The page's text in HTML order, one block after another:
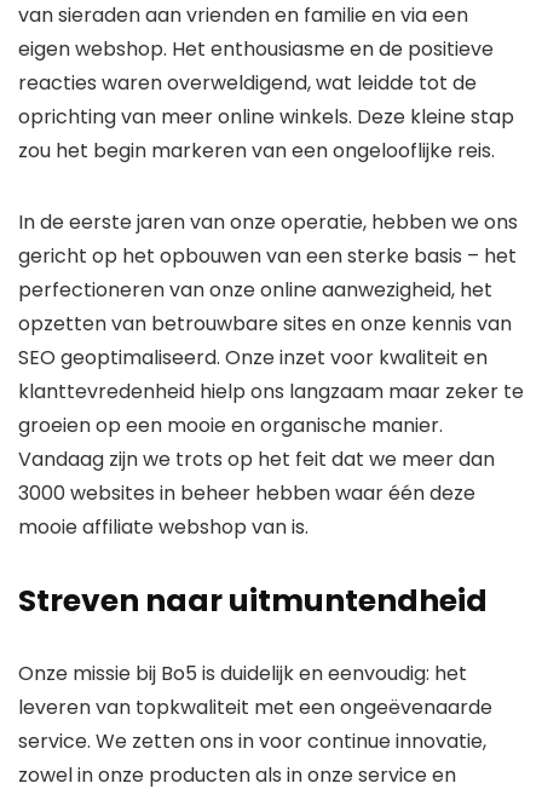
van sieraden aan vrienden en familie en via een
eigen webshop. Het enthousiasme en de positieve
reacties waren overweldigend, wat leidde tot de
oprichting van meer online winkels. Deze kleine stap
zou het begin markeren van een ongelooflijke reis.
In de eerste jaren van onze operatie, hebben we ons
gericht op het opbouwen van een sterke basis – het
perfectioneren van onze online aanwezigheid, het
opzetten van betrouwbare sites en onze kennis van
SEO geoptimaliseerd. Onze inzet voor kwaliteit en
klanttevredenheid hielp ons langzaam maar zeker te
groeien op een mooie en organische manier.
Vandaag zijn we trots op het feit dat we meer dan
3000 websites in beheer hebben waar één deze
mooie affiliate webshop van is.
Streven naar uitmuntendheid
Onze missie bij Bo5 is duidelijk en eenvoudig: het
leveren van topkwaliteit met een ongeëvenaarde
service. We zetten ons in voor continue innovatie,
zowel in onze producten als in onze service en